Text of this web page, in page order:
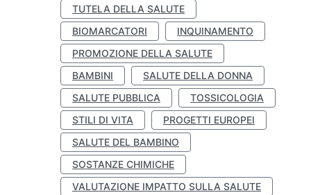
TUTELA DELLA SALUTE
BIOMARCATORI
INQUINAMENTO
PROMOZIONE DELLA SALUTE
BAMBINI
SALUTE DELLA DONNA
SALUTE PUBBLICA
TOSSICOLOGIA
STILI DI VITA
PROGETTI EUROPEI
SALUTE DEL BAMBINO
SOSTANZE CHIMICHE
VALUTAZIONE IMPATTO SULLA SALUTE